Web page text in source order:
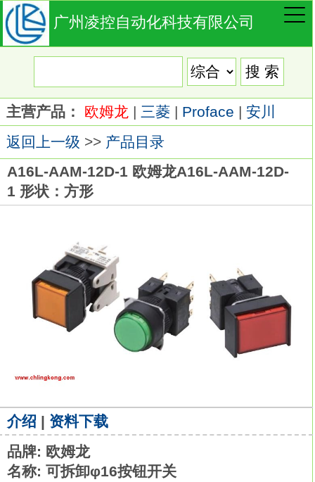
广州凌控自动化科技有限公司
主营产品： 欧姆龙 | 三菱 | Proface | 安川
返回上一级 >> 产品目录
A16L-AAM-12D-1 欧姆龙A16L-AAM-12D-
1 形状：方形
介绍 | 资料下载
品牌: 欧姆龙
名称: 可拆卸φ16按钮开关